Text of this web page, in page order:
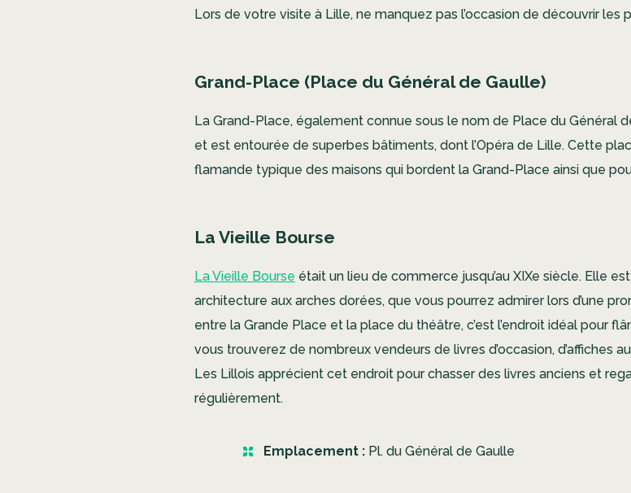
Lors de votre visite à Lille, ne manquez pas l’occasion de découvrir
Grand-Place (Place du Général de Gaulle)
La Grand-Place, également connue sous le nom de Place du Général
et est entourée de superbes bâtiments, dont l’Opéra de Lille. Cette
flamande typique des maisons qui bordent la Grand-Place ainsi que
La Vieille Bourse
La Vieille Bourse était un lieu de commerce jusqu’au XIXe siècle. Elle
architecture aux arches dorées, que vous pourrez admirer lors d’une
entre la Grande Place et la place du théâtre, c’est l’endroit idéal pour
vous trouverez de nombreux vendeurs de livres d’occasion, d’affiches
Les Lillois apprécient cet endroit pour chasser des livres anciens et
régulièrement.
Emplacement : Pl. du Général de Gaulle